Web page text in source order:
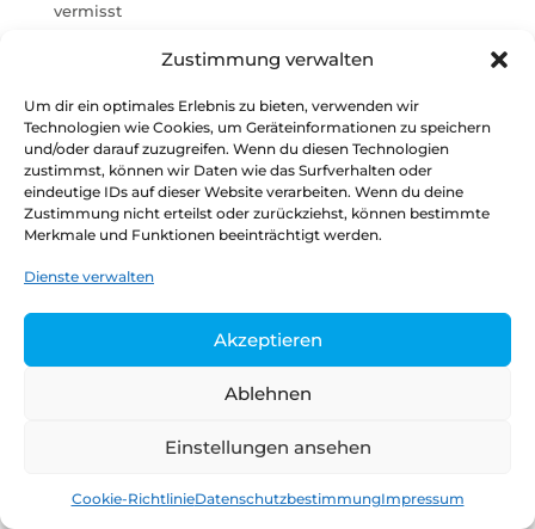
Zustimmung verwalten
Um dir ein optimales Erlebnis zu bieten, verwenden wir
Technologien wie Cookies, um Geräteinformationen zu speichern
und/oder darauf zuzugreifen. Wenn du diesen Technologien
zustimmst, können wir Daten wie das Surfverhalten oder
eindeutige IDs auf dieser Website verarbeiten. Wenn du deine
Zustimmung nicht erteilst oder zurückziehst, können bestimmte
Merkmale und Funktionen beeinträchtigt werden.
Dienste verwalten
Akzeptieren
Ablehnen
Einstellungen ansehen
Cookie-RichtlinieDatenschutzbestimmungImpressum
vermisst
Stimmungsbild: Skepsis hinsichtlich wirksamer
Digitalisierungsstrategie der Ampel-Koalitionäre
Datenschutz Kontakt Impressum
Copyright © 2026